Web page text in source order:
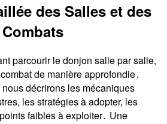
des Salles et des
Combats
parcourir le donjon salle par salle,
de manière approfondie․
décrirons les mécaniques
les stratégies à adopter, les
faibles à exploiter․ Une